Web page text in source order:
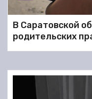
В Саратовской
родительских